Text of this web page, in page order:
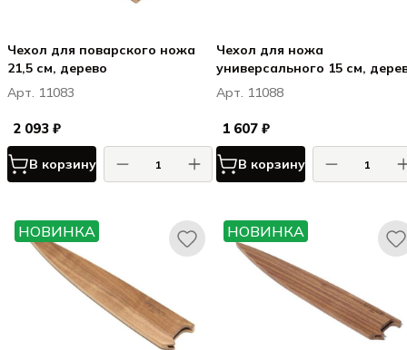
Чехол для поварского ножа
21,5 см, дерево
Арт. 11083
2 093 ₽
В корзину
Чехол для ножа
универсального 15 см,
Арт. 11088
1 607 ₽
В корзину
НОВИНКА НОВИНКА